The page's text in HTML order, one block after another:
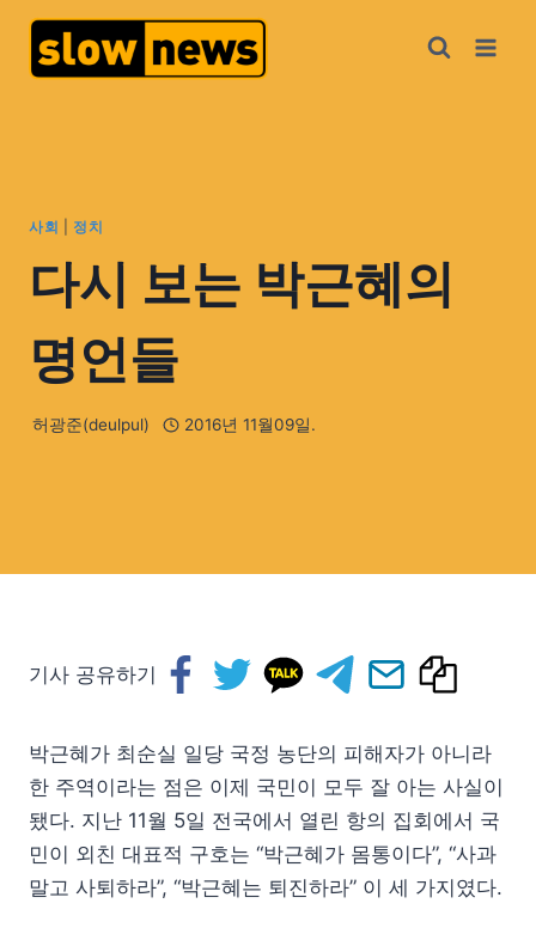
사회 정치
다시 보는 박근혜의
명언들
허광준(deulpul) 2016년 11월09일.
기사 공유하기
박근혜가 최순실 일당 국정 농단의 피해자가 아니라
한 주역이라는 점은 이제 국민이 모두 잘 아는 사실이
됐다. 지난 11월 5일 전국에서 열린 항의 집회에서 국
민이 외친 대표적 구호는 “박근혜가 몸통이다”, “사과
말고 사퇴하라”, “박근혜는 퇴진하라” 이 세 가지였다.